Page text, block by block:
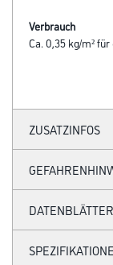
Verbrauch
Ca. 0,35 kg/m²
ZUSATZINFOS
DATENBLÄTTER